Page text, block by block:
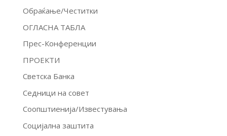
Обраќање/Честитки
ОГЛАСНА ТАБЛА
Прес-Конференции
ПРОЕКТИ
Светска Банка
Седници на совет
Соопштиенија/Известувања
Социјална заштита